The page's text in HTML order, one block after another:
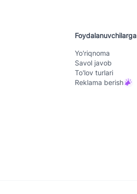
Foydalanuvchilarga
Yo'riqnoma
Savol javob
To'lov turlari
Reklama berish